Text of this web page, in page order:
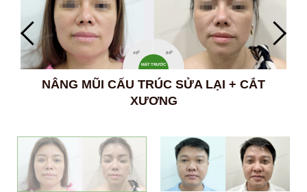
MẶT TRƯỚC
450 900
NÂNG MŨI CẤU TRÚC SỬA LẠI + CẮT
XƯƠNG